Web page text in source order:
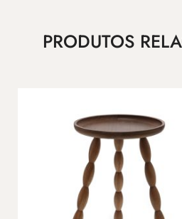
PRODUTOS